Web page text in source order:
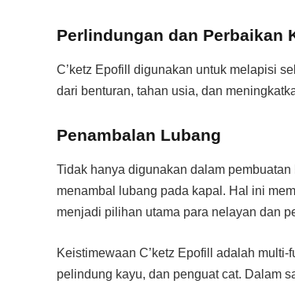
Perlindungan dan Perbaikan
C’ketz Epofill digunakan untuk melapisi
dari benturan, tahan usia, dan
Penambalan Lubang
Tidak hanya digunakan dalam
menambal lubang pada kapal. Hal ini
menjadi pilihan utama para nelayan dan
Keistimewaan C’ketz Epofill adalah
pelindung kayu, dan penguat cat. Dalam